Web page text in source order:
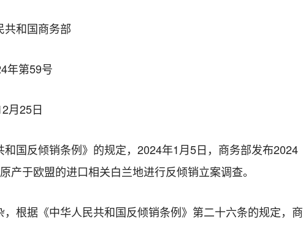
共和国商务部
年第59号
月25日
和国反倾销条例》的规定，2024年1月5日，商务部发布2024
产于欧盟的进口相关白兰地进行反倾销立案调查。
根据《中华人民共和国反倾销条例》第二十六条的规定，商